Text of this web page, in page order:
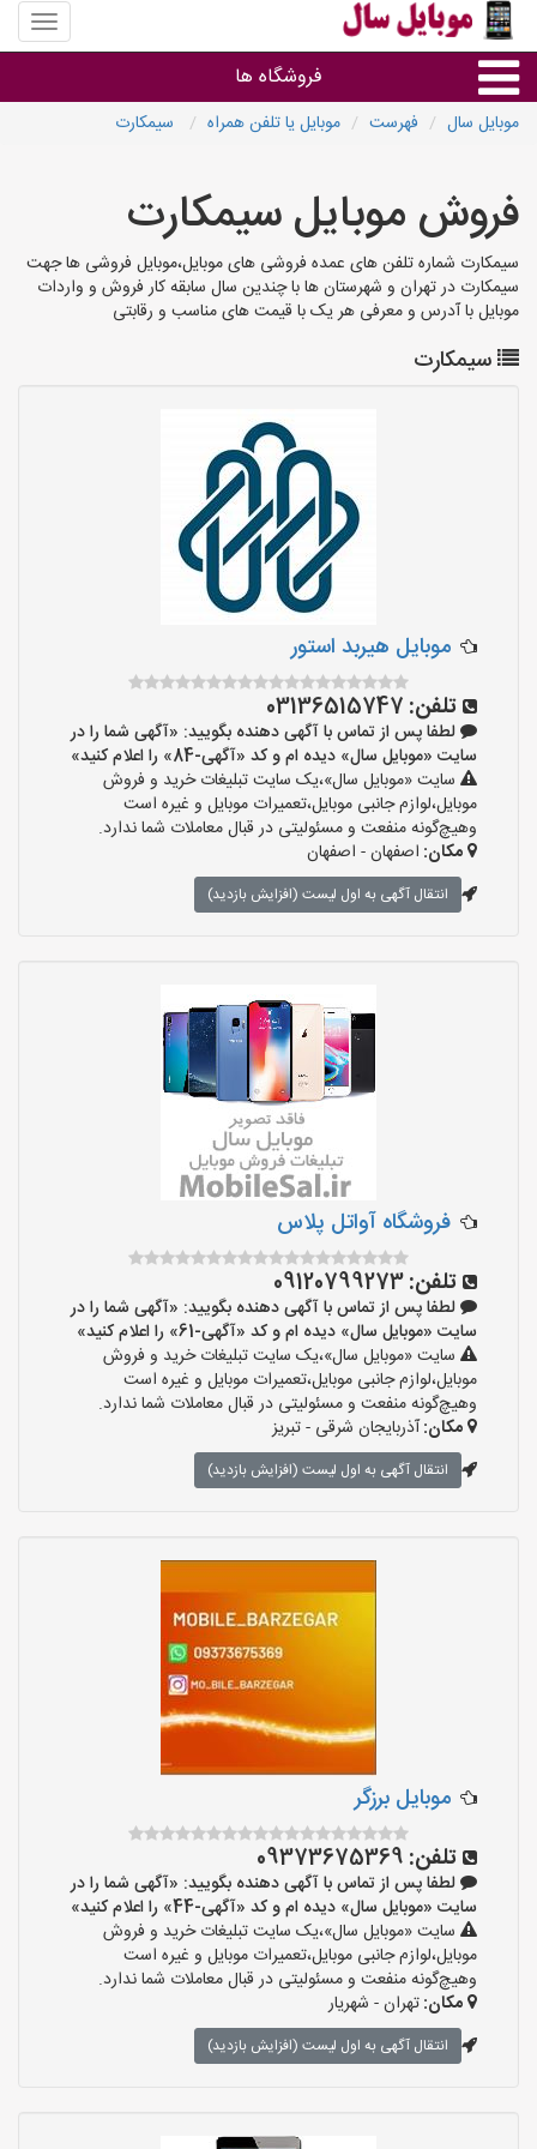
منوی
سایت
سال
فروشگاه ها
سایر گروه ها
فروشگاه های موبایل
موبایل سال فهرست موبایل یا تلفن همراه سیمکارت
فروش موبایل سیمکارت
سیمکارت شماره تلفن های عمده فروشی های موبایل،موبایل فروشی ها جهت
سیمکارت در تهران و شهرستان ها با چندین سال سابقه کار فروش و واردات
موبایل با آدرس و معرفی هر یک با قیمت های مناسب و رقابتی
سیمکارت
موبایل هیربد استور
تلفن: 03136515747
لطفا پس از تماس با آگهی دهنده بگویید: «آگهی شما را در
سایت «موبایل سال» دیده ام و کد «آگهی-84» را اعلام کنید»
سایت «موبایل سال»،یک سایت تبلیغات خرید و فروش
موبایل،لوازم جانبی موبایل،تعمیرات موبایل و غیره است
وهیچ‌گونه منفعت و مسئولیتی در قبال معاملات شما ندارد.
مکان: اصفهان - اصفهان
انتقال آگهی به اول لیست (افزایش بازدید)
فروشگاه آواتل پلاس
تلفن:09120799273
لطفا پس از تماس با آگهی دهنده بگویید: «آگهی شما را در
سایت «موبایل سال» دیده ام و کد «آگهی-61» را اعلام کنید»
سایت «موبایل سال»،یک سایت تبلیغات خرید و فروش
موبایل،لوازم جانبی موبایل،تعمیرات موبایل و غیره است
وهیچ‌گونه منفعت و مسئولیتی در قبال معاملات شما ندارد.
مکان:آذربایجان شرقی - تبریز
انتقال آگهی به اول لیست (افزایش بازدید)
موبایل برزگر
تلفن: 09373675369
لطفا پس از تماس با آگهی دهنده بگویید: «آگهی شما را در
سایت «موبایل سال» دیده ام و کد «آگهی-44» را اعلام کنید»
سایت «موبایل سال»،یک سایت تبلیغات خرید و فروش
موبایل،لوازم جانبی موبایل،تعمیرات موبایل و غیره است
وهیچ‌گونه منفعت و مسئولیتی در قبال معاملات شما ندارد.
مکان:تهران - شهریار
انتقال آگهی به اول لیست (افزایش بازدید)